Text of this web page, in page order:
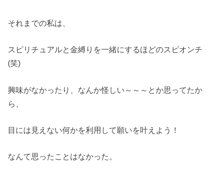
それまでの私は、
スピリチュアルと金縛りを一緒にするほどのスピオンチ
(笑)
興味がなかったり、なんか怪しい～～～とか思ってたか
ら、
目には見えない何かを利用して願いを叶えよう！
なんて思ったことはなかった。